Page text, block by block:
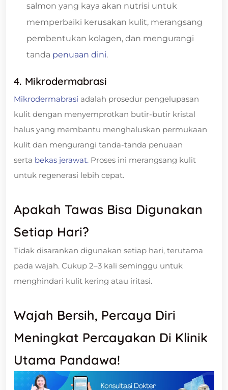
salmon yang kaya akan nutrisi untuk
memperbaiki kerusakan kulit, merangsang
pembentukan kolagen, dan mengurangi
tanda penuaan dini.
4. Mikrodermabrasi
Mikrodermabrasi adalah prosedur pengelupasan
kulit dengan menyemprotkan butir-butir kristal
halus yang membantu menghaluskan permukaan
kulit dan mengurangi tanda-tanda penuaan
serta bekas jerawat. Proses ini merangsang kulit
untuk regenerasi lebih cepat.
Apakah Tawas Bisa Digunakan
Setiap Hari?
Tidak disarankan digunakan setiap hari, terutama
pada wajah. Cukup 2–3 kali seminggu untuk
menghindari kulit kering atau iritasi.
Wajah Bersih, Percaya Diri
Meningkat Percayakan Di Klinik
Utama Pandawa!